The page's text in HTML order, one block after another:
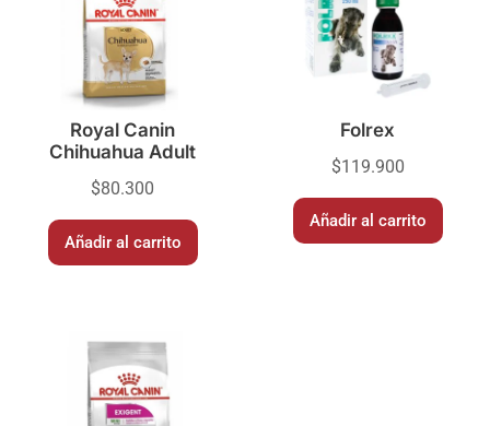
Royal Canin
Chihuahua Adult
$80.300
Añadir al carrito
Folrex
$119.900
Añadir al carrito